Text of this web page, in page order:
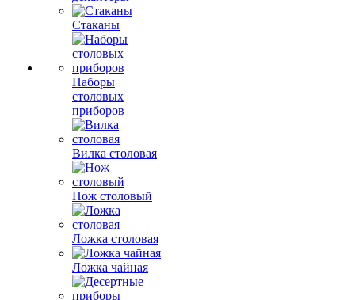
Стаканы
Наборы
столовых
приборов
Вилка столовая
Нож столовый
Ложка столовая
Ложка чайная